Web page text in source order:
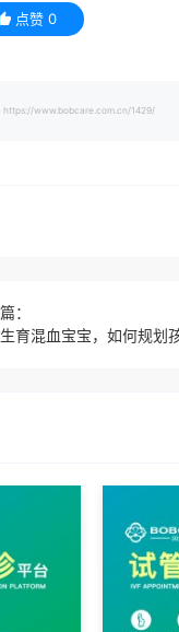
点赞 0
：https://www.bobcare.com.cn/1429/
：
育混血宝宝，如何规划